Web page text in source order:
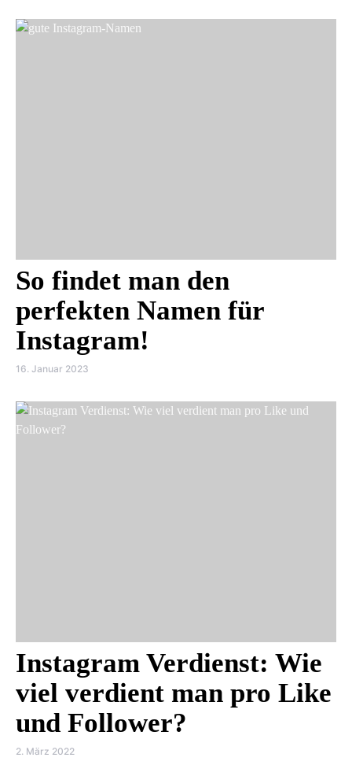
So findet man den
perfekten Namen für
Instagram!
16. Januar 2023
Instagram Verdienst: Wie
viel verdient man pro Like
und Follower?
2. März 2022